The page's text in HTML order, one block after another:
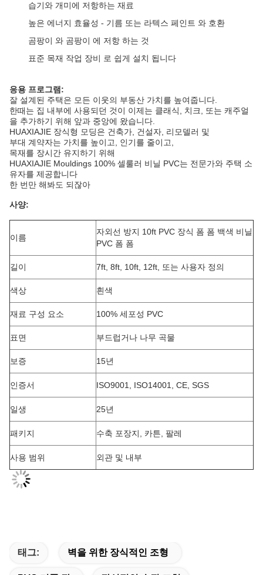
습기와 개미에 저항하는 재료
높은 에너지 효율성 - 기름 또는 라텍스 페인트 와 호환
곰팡이 와 곰팡이 에 저항 하는 것
표준 목재 작업 장비 로 쉽게 설치 됩니다
응용 프로그램:
잘 설계된 주택은 모든 이웃의 부동산 가치를 높여줍니다.
한때는 집 내부에 사용되던 것이 이제는 클래식, 치크, 또는 캐주얼
을 추가하기 위해 앞과 중앙에 왔습니다.
HUAXIAJIE 장식형 모딩은 건축가, 건설자, 리모델러 및
부대 계약자는 가치를 높이고, 인기를 줄이고,
목재를 장시간 유지하기 위해
HUAXIAJIE Mouldings 100% 셀룰러 비닐 PVC는 전문가와 주택 소
유자를 제공합니다
한 번만 해봐도 되잖아
사양:
이름
자외선 방지 10ft PVC 장식 폼 폼 백색 비닐
PVC 폼 폼
길이 7ft, 8ft, 10ft, 12ft, 또는 사용자 정의
색상 흰색
재료 구성 요소 100% 세포성 PVC
표면 부드럽거나 나무 곡물
보증 15년
인증서 ISO9001, ISO14001, CE, SGS
일생 25년
패키지 수축 포장지, 카튼, 팔레
사용 범위 외관 및 내부
태그: 벽을 위한 장식적인 조형